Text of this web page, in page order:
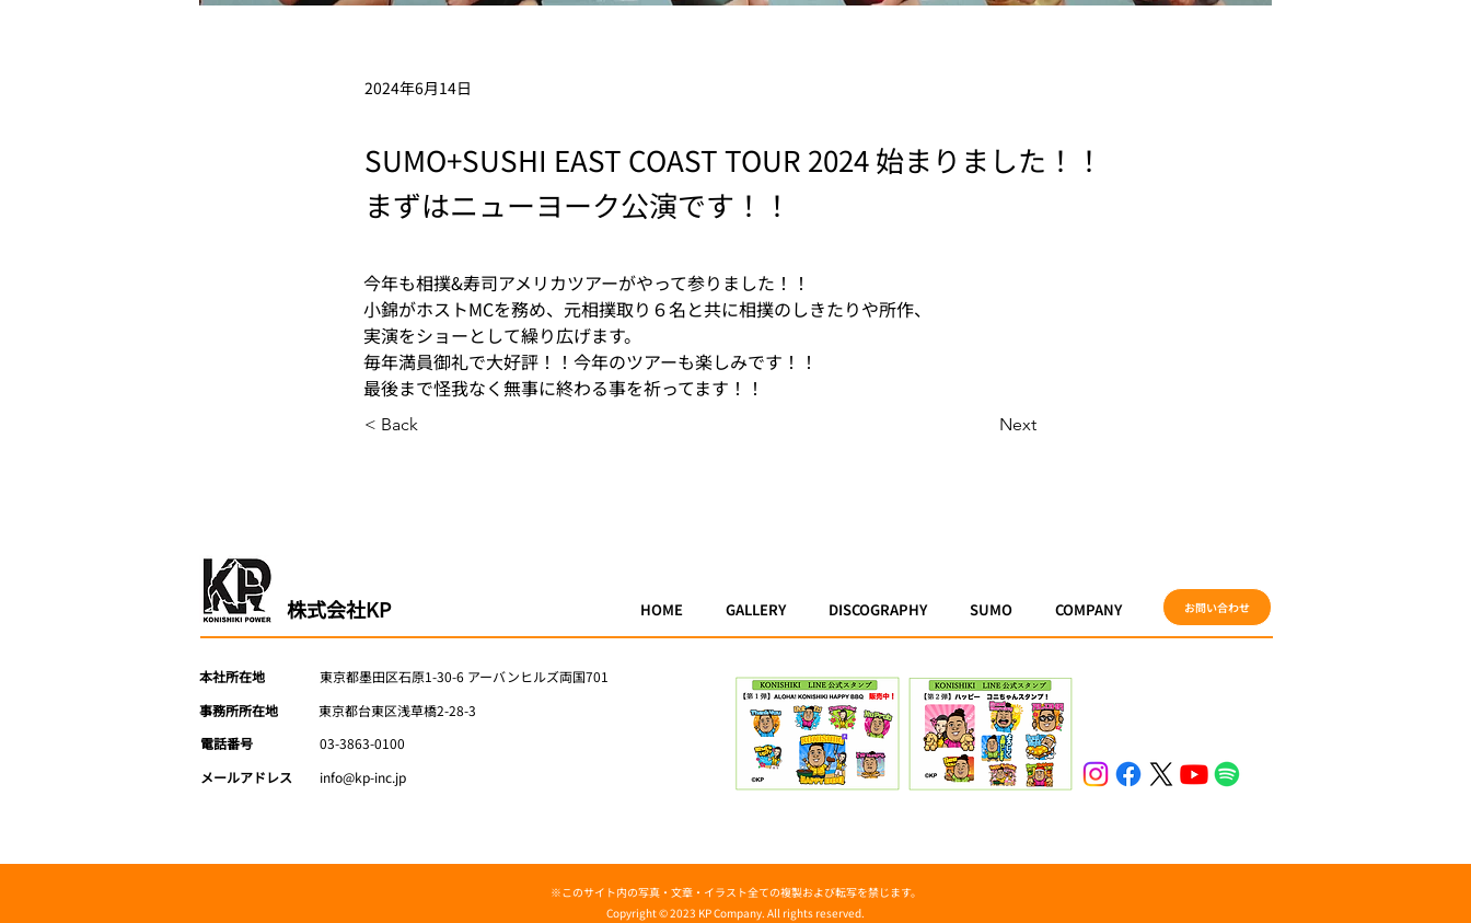
2024年6月14日
SUMO+SUSHI EAST COAST TOUR 2024 始まりました！！
まずはニューヨーク公演です！！
今年も相撲&寿司アメリカツアーがやって参りました！！
小錦がホストMCを務め、元相撲取り６名と共に相撲のしきたりや所作、
実演をショーとして繰り広げます。
毎年満員御礼で大好評！！今年のツアーも楽しみです！！
最後まで怪我なく無事に終わる事を祈ってます！！
< Back Next
お問い合わせ
​株式会社KP HOME GALLERY DISCOGRAPHY SUMO COMPANY
本社所在地 ​東京都墨田区石原1-30-6 アーバンヒルズ両国701
​事務所所在地
​東京都台東区浅草橋2-28-3
電話番号
03-3863-0100
メールアドレス
info@kp-inc.jp
※このサイト内の写真・文章・イラスト全ての複製および転写を禁じます。
Copyright © 2023 KP Company. All rights reserved.